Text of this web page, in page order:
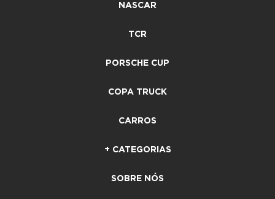
NASCAR
TCR
PORSCHE CUP
COPA TRUCK
CARROS
+ CATEGORIAS
SOBRE NÓS